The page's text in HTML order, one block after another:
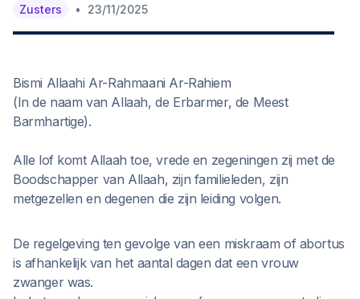
Zusters • 23/11/2025
Bismi Allaahi Ar-Rahmaani Ar-Rahiem
(In de naam van Allaah, de Erbarmer, de Meest
Barmhartige).
Alle lof komt Allaah toe, vrede en zegeningen zij met de
Boodschapper van Allaah, zijn familieleden, zijn
metgezellen en degenen die zijn leiding volgen.
De regelgeving ten gevolge van een miskraam of abortus
is afhankelijk van het aantal dagen dat een vrouw
zwanger was.